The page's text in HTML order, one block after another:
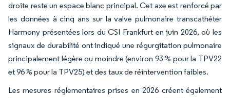
droite reste un espace blanc principal. Cet axe est renforcé par
les données à cinq ans sur la valve pulmonaire transcathéter
Harmony présentées lors du CSI Frankfurt en juin 2026, où les
signaux de durabilité ont indiqué une régurgitation pulmonaire
principalement légère ou moindre (environ 93 % pour la TPV22
et 96 % pour la TPV25) et des taux de réintervention faibles.
Les mesures réglementaires prises en 2026 créent également